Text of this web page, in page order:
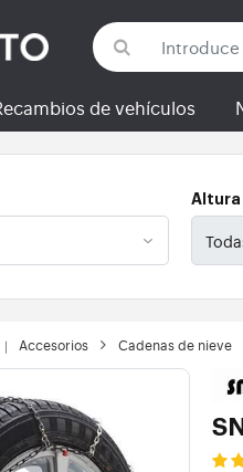
de vehículos
Altura
Accesorios Cadenas de nieve